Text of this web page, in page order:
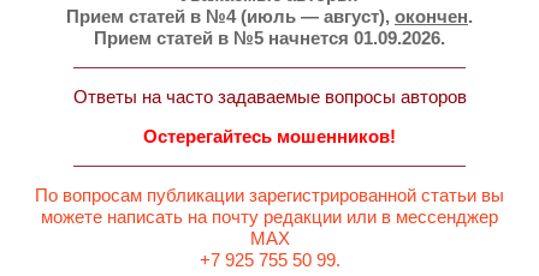
Прием статей в №4 (июль — август), окончен.
Прием статей в №5 начнется 01.09.2026.
Ответы на часто задаваемые вопросы авторов
Остерегайтесь мошенников!
По вопросам публикации зарегистрированной статьи вы
можете написать на почту редакции или в мессенджер
MAX
+7 925 755 50 99.